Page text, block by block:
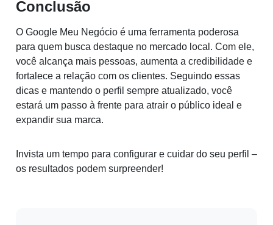
Conclusão
O Google Meu Negócio é uma ferramenta poderosa
para quem busca destaque no mercado local. Com ele,
você alcança mais pessoas, aumenta a credibilidade e
fortalece a relação com os clientes. Seguindo essas
dicas e mantendo o perfil sempre atualizado, você
estará um passo à frente para atrair o público ideal e
expandir sua marca.
Invista um tempo para configurar e cuidar do seu perfil –
os resultados podem surpreender!